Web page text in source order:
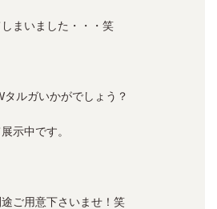
まいました・・・笑
ルガいかがでしょう？
示中です。
ご用意下さいませ！笑